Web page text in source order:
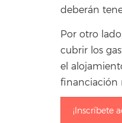
deberán
Por otro
cubrir los
el
financiación
¡Inscríbete